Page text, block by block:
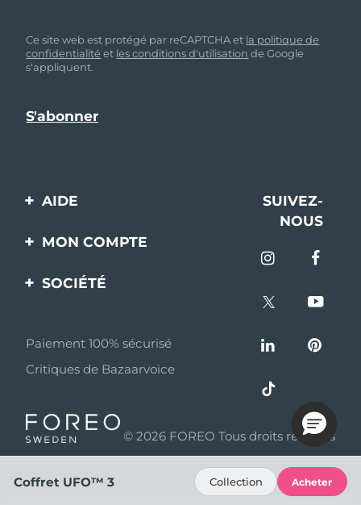
Ce site web est protégé par reCAPTCHA et la politique de
confidentialité et les conditions d'utilisation de Google
s'appliquent.
AIDE
Contactez-nous
livraisons
Questions et réponses
Informations sur la
SUIVEZ-
NOUS
MON COMPTE
Enregistrement produit
SOCIÉTÉ
Programme d’affiliation
Nouvelles d'affiliation
Partenaires
distributeurs
Conditions d'utilisation
Paiement 100% sécurisé
Critiques de Bazaarvoice
© 2026 FOREO Tous droits réservés
Coffret UFO™ 3 Collection Acheter